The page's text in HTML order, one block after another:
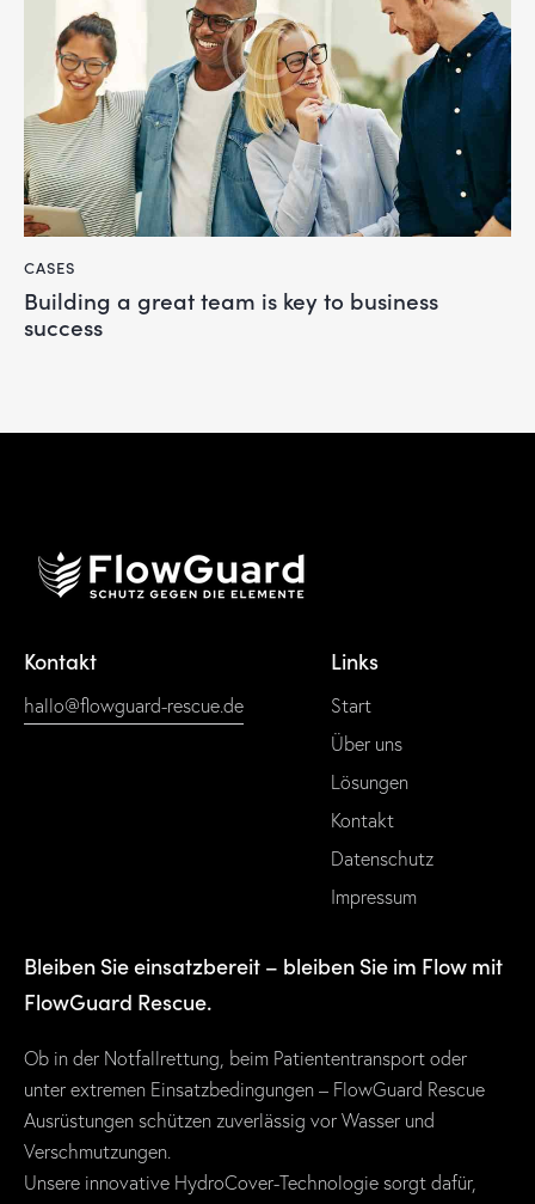
CASES
Building a great team is key to business
success
Kontakt
hallo@flowguard-rescue.de
Links
Start
Über uns
Lösungen
Kontakt
Datenschutz
Impressum
Bleiben Sie einsatzbereit – bleiben Sie im Flow mit
FlowGuard Rescue.
Ob in der Notfallrettung, beim Patiententransport oder
unter extremen Einsatzbedingungen – FlowGuard Rescue
Ausrüstungen schützen zuverlässig vor Wasser und
Verschmutzungen.
Unsere innovative HydroCover-Technologie sorgt dafür,